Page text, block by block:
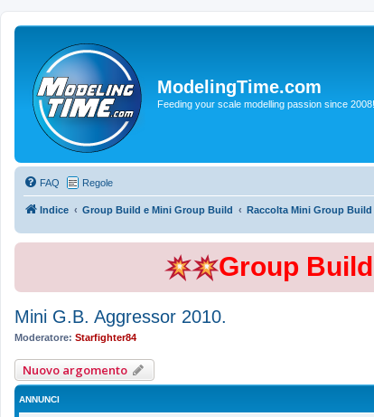
ModelingTime.com
Feeding your scale modelling passion since 2008!
FAQ Regole
Indice Group Build e Mini Group Build Raccolta Mini Group Build
Group Build
Mini G.B. Aggressor 2010.
Moderatore: Starfighter84
Nuovo argomento
ANNUNCI